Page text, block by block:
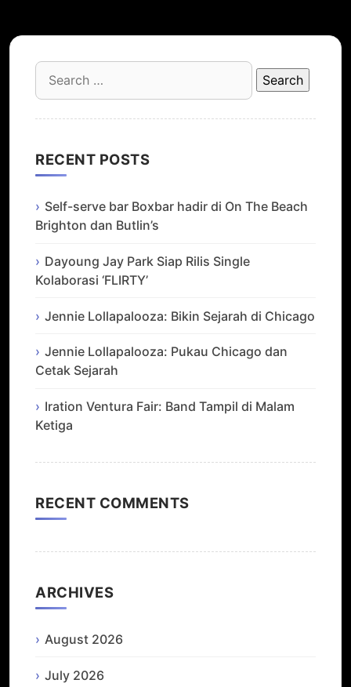
Search
for:
RECENT POSTS
Self-serve bar Boxbar hadir di On The Beach
Brighton dan Butlin’s
Dayoung Jay Park Siap Rilis Single
Kolaborasi ‘FLIRTY’
Jennie Lollapalooza: Bikin Sejarah di Chicago
Jennie Lollapalooza: Pukau Chicago dan
Cetak Sejarah
Iration Ventura Fair: Band Tampil di Malam
Ketiga
RECENT COMMENTS
ARCHIVES
August 2026
July 2026